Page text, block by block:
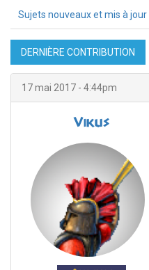
Sujets nouveaux et mis à jour
DERNIÈRE CONTRIBUTION
17 mai 2017 - 4:44pm
Vikus